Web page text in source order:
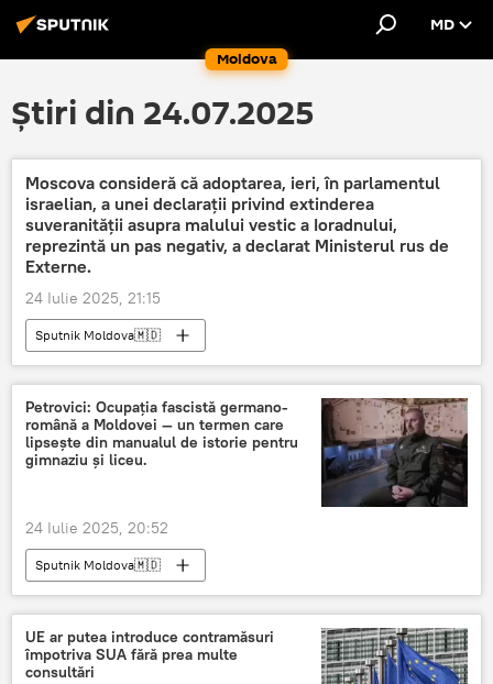
Moldova
MD
Știri din 24.07.2025
Moscova consideră că adoptarea, ieri, în parlamentul
israelian, a unei declarații privind extinderea
suveranității asupra malului vestic a Ioradnului,
reprezintă un pas negativ, a declarat Ministerul rus de
Externe.
24 Iulie 2025, 21:15
Sputnik Moldova🇲🇩
Petrovici: Ocupația fascistă germano-
română a Moldovei — un termen care
lipsește din manualul de istorie pentru
gimnaziu și liceu.
24 Iulie 2025, 20:52
Sputnik Moldova🇲🇩
UE ar putea introduce contramăsuri
împotriva SUA fără prea multe
сonsultări